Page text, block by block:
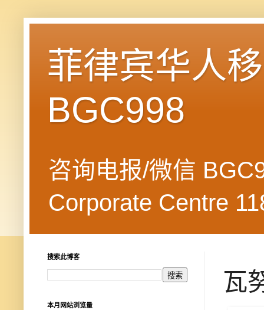
菲律宾华人
BGC998
咨询电报/微信
Corporate Centre
瓦
搜索此博客
本月网站浏览量